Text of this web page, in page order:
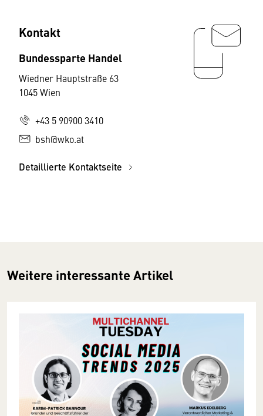
Kontakt
Bundessparte Handel
Wiedner Hauptstraße 63
1045 Wien
+43 5 90900 3410
bsh@wko.at
Detaillierte Kontaktseite
Weitere interessante Artikel